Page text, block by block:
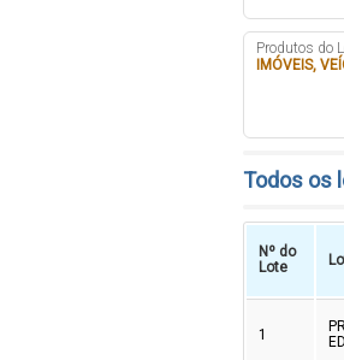
Produtos do
IMÓVEIS,
Todos os
Nº do
Lote
1